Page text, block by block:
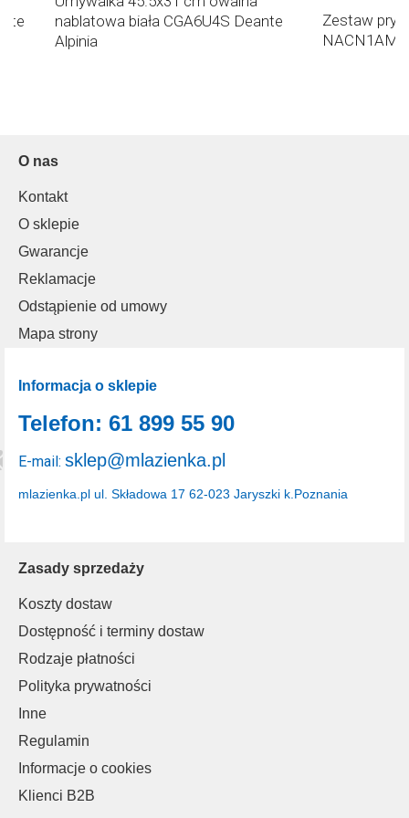
nablatowa biała CGA6U4S Deante
Alpinia
Zestaw
NACN1AM
O nas
Kontakt
O sklepie
Gwarancje
Reklamacje
Odstąpienie od umowy
Mapa strony
Zasady sprzedaży
Koszty dostaw
Dostępność i terminy dostaw
Rodzaje płatności
Polityka prywatności
Inne
Regulamin
Informacje o cookies
Klienci B2B
Informacja o sklepie
mlazienka.pl ul. Składowa 17 62-023 Jaryszki k.Poznania
Telefon: 61 899 55 90
E-mail: sklep@mlazienka.pl